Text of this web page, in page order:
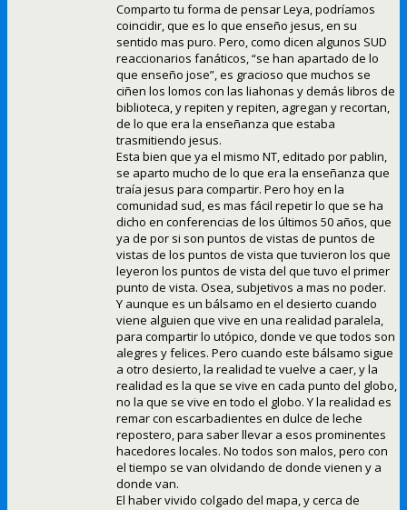
Comparto tu forma de pensar Leya, podríamos
coincidir, que es lo que enseño jesus, en su
sentido mas puro. Pero, como dicen algunos SUD
reaccionarios fanáticos, “se han apartado de lo
que enseño jose”, es gracioso que muchos se
ciñen los lomos con las liahonas y demás libros de
biblioteca, y repiten y repiten, agregan y recortan,
de lo que era la enseñanza que estaba
trasmitiendo jesus.
Esta bien que ya el mismo NT, editado por pablin,
se aparto mucho de lo que era la enseñanza que
traía jesus para compartir. Pero hoy en la
comunidad sud, es mas fácil repetir lo que se ha
dicho en conferencias de los últimos 50 años, que
ya de por si son puntos de vistas de puntos de
vistas de los puntos de vista que tuvieron los que
leyeron los puntos de vista del que tuvo el primer
punto de vista. Osea, subjetivos a mas no poder.
Y aunque es un bálsamo en el desierto cuando
viene alguien que vive en una realidad paralela,
para compartir lo utópico, donde ve que todos son
alegres y felices. Pero cuando este bálsamo sigue
a otro desierto, la realidad te vuelve a caer, y la
realidad es la que se vive en cada punto del globo,
no la que se vive en todo el globo. Y la realidad es
remar con escarbadientes en dulce de leche
repostero, para saber llevar a esos prominentes
hacedores locales. No todos son malos, pero con
el tiempo se van olvidando de donde vienen y a
donde van.
El haber vivido colgado del mapa, y cerca de